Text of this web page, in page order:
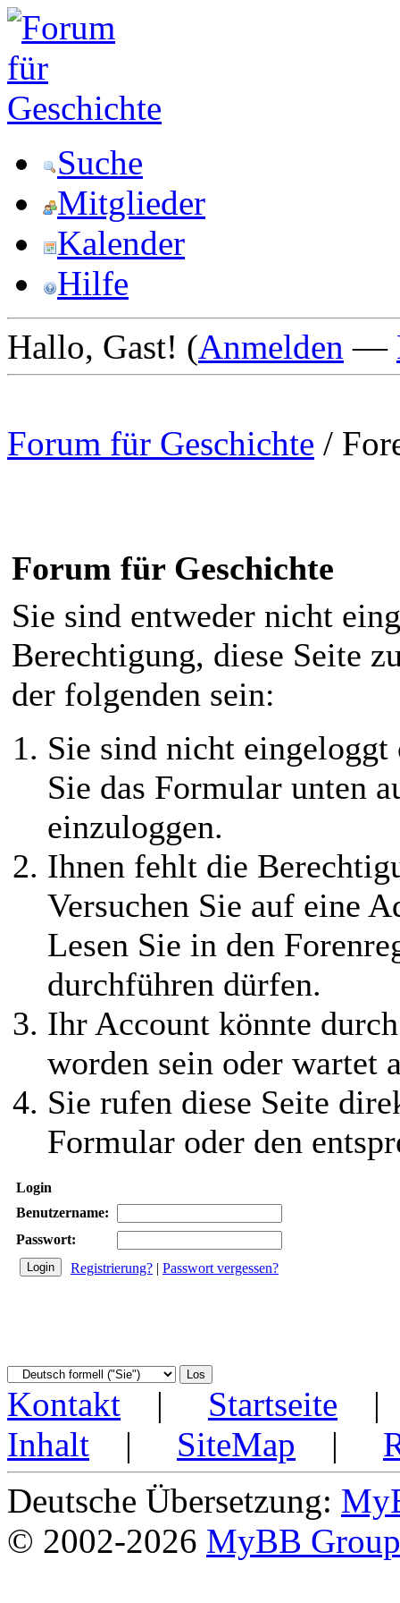
Suche
Mitglieder
Kalender
Hilfe
Hallo, Gast! (Anmelden —
Forum für Geschichte /
Forum für Geschichte
Sie sind entweder nicht
Berechtigung, diese Seite
der folgenden sein:
Sie sind nicht
Sie das Formular unten
einzuloggen.
Ihnen fehlt die
Versuchen Sie auf eine
Lesen Sie in den
durchführen dürfen.
Ihr Account könnte
worden sein oder wartet
Sie rufen diese Seite
Formular oder den
Login
Benutzername:
Passwort:
Registrierung? | Passwort vergessen?
Kontakt | Startseite
Inhalt | SiteMap |
Deutsche Übersetzung:
© 2002-2026 MyBB Group